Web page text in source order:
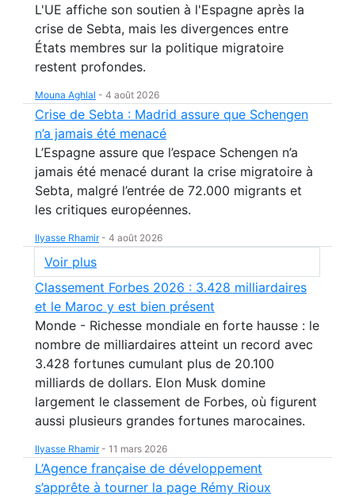
L'UE affiche son soutien à l'Espagne après la
crise de Sebta, mais les divergences entre
États membres sur la politique migratoire
restent profondes.
Mouna Aghlal - 4 août 2026
Crise de Sebta : Madrid assure que Schengen
n’a jamais été menacé
L’Espagne assure que l’espace Schengen n’a
jamais été menacé durant la crise migratoire à
Sebta, malgré l’entrée de 72.000 migrants et
les critiques européennes.
Ilyasse Rhamir- 4 août 2026
Voir plus
Classement Forbes 2026 : 3.428 milliardaires
et le Maroc y est bien présent
Monde - Richesse mondiale en forte hausse : le
nombre de milliardaires atteint un record avec
3.428 fortunes cumulant plus de 20.100
milliards de dollars. Elon Musk domine
largement le classement de Forbes, où figurent
aussi plusieurs grandes fortunes marocaines.
Ilyasse Rhamir- 11 mars 2026
L’Agence française de développement
s’apprête à tourner la page Rémy Rioux